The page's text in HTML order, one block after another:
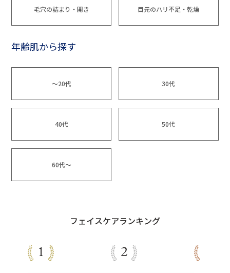
毛穴の詰まり・開き 目元のハリ不足・乾燥
年齢肌から探す
～20代 30代
40代 50代
60代～
フェイスケアランキング